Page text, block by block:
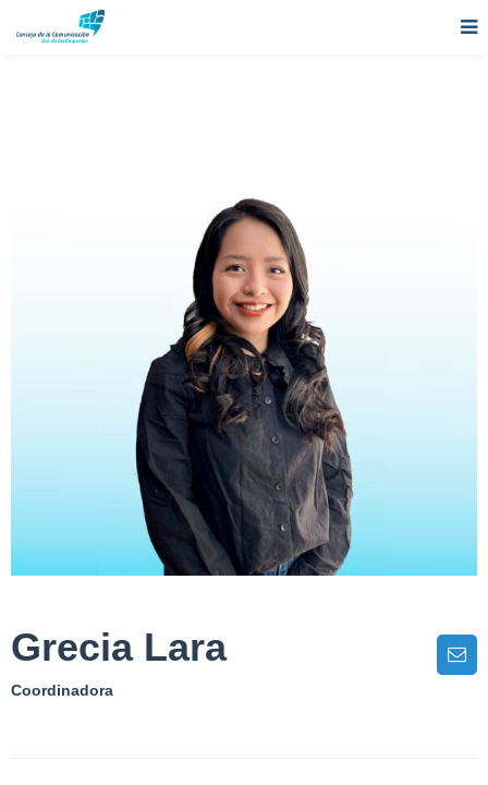
Grecia Lara
Coordinadora